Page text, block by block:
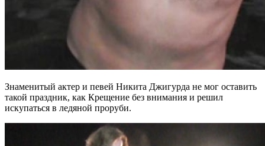
Знаменитый актер и певей Никита Джигурда не мог оставить
такой праздник, как Крещение без внимания и решил
искупаться в ледяной проруби.